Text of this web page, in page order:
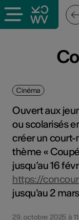
Cinéma
Ouvert aux
ou scolarisés
créer un
thème «
jusqu’au 16
https://
jusqu'au 2
29. octobre 2025 à